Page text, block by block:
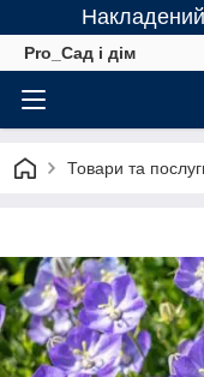
Pro_Сад і дім
Товари та